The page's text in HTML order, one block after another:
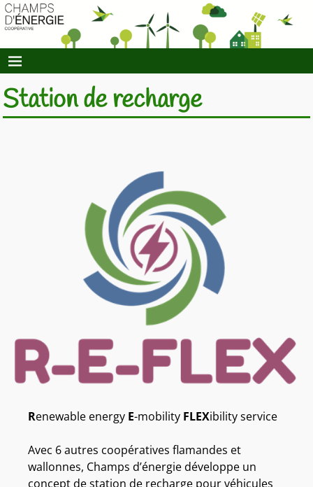
Station de recharge
Renewable energy E-mobility FLEXibility service
Avec 6 autres coopératives flamandes et
wallonnes, Champs d’énergie développe un
concept de station de recharge pour véhicules